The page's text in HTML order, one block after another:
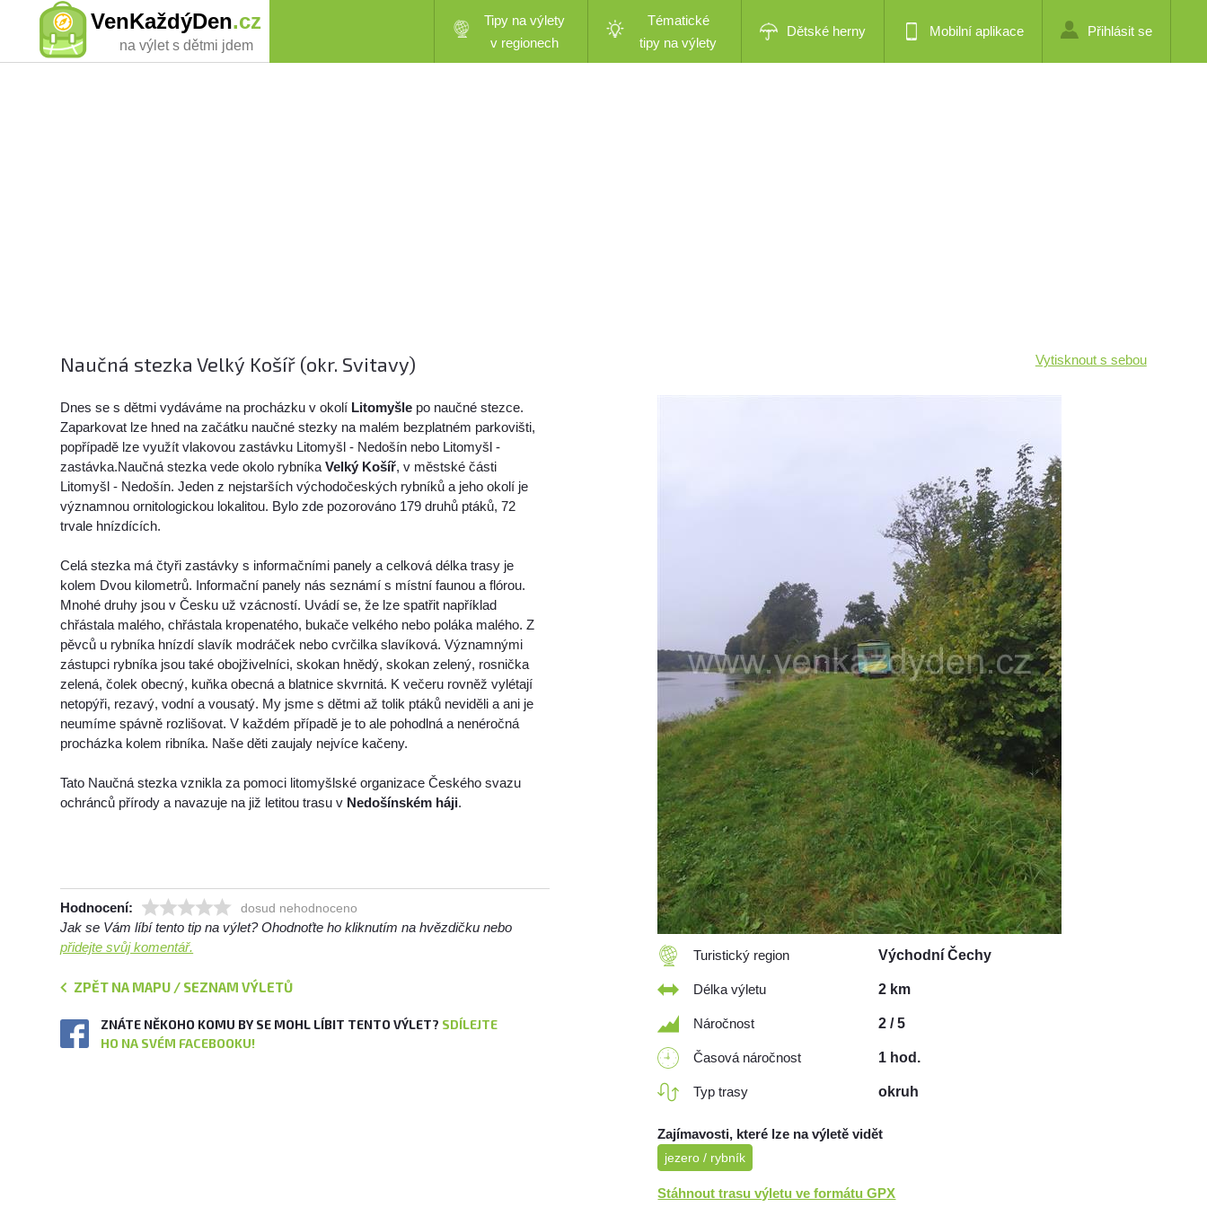
VenKaždýDen.cz
na výlet s dětmi jdem
Tipy na výlety
v regionech
Tématické
tipy na výlety
Dětské herny Mobilní aplikace Přihlásit se
Naučná stezka Velký Košíř (okr. Svitavy) Vytisknout s sebou
Dnes se s dětmi vydáváme na procházku v okolí Litomyšle po naučné stezce.
Zaparkovat lze hned na začátku naučné stezky na malém bezplatném parkovišti,
popřípadě lze využít vlakovou zastávku Litomyšl - Nedošín nebo Litomyšl -
zastávka.Naučná stezka vede okolo rybníkaVelký Košíř, v městské části
Litomyšl - Nedošín. Jeden z nejstarších východočeských rybníků a jeho okolí je
významnou ornitologickou lokalitou. Bylo zde pozorováno 179 druhů ptáků, 72
trvale hnízdících.
Celá stezka má čtyři zastávky s informačními panely a celková délka trasy je
kolem Dvou kilometrů. Informační panely nás seznámí s místní faunou a flórou.
Mnohé druhy jsou v Česku už vzácností. Uvádí se, že lze spatřit například
chřástala malého, chřástala kropenatého, bukače velkého nebo poláka malého. Z
pěvců u rybníka hnízdí slavík modráček nebo cvrčilka slavíková. Významnými
zástupci rybníka jsou také obojživelníci, skokan hnědý, skokan zelený, rosnička
zelená, čolek obecný, kuňka obecná a blatnice skvrnitá. K večeru rovněž vylétají
netopýři, rezavý, vodní a vousatý. My jsme s dětmi až tolik ptáků neviděli a ani je
neumíme spávně rozlišovat. V každém případě je to ale pohodlná a nenéročná
procházka kolem ribníka. Naše děti zaujaly nejvíce kačeny.
Tato Naučná stezka vznikla za pomoci litomyšlské organizace Českého svazu
ochránců přírody a navazuje na již letitou trasu v Nedošínském háji.
Hodnocení: dosud nehodnoceno
Jak se Vám líbí tento tip na výlet? Ohodnoťte ho kliknutím na hvězdičku nebo
přidejte svůj komentář.
ZPĚT NA MAPU / SEZNAM VÝLETŮ
ZNÁTE NĚKOHO KOMU BY SE MOHL LÍBIT TENTO VÝLET? SDÍLEJTE
HO NA SVÉM FACEBOOKU!
Turistický region Východní Čechy
Délka výletu 2 km
Náročnost 2 / 5
Časová náročnost 1 hod.
Typ trasy okruh
Zajímavosti, které lze na výletě vidět
jezero / rybník
Stáhnout trasu výletu ve formátu GPX